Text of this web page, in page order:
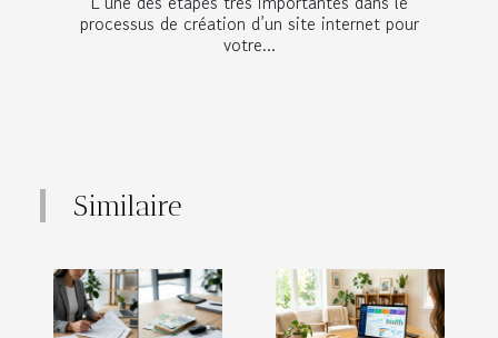
processus de création d’un site internet pour
votre...
Similaire